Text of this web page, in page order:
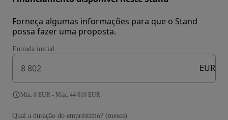
Forneça algumas informações para que o Stand
possa fazer uma proposta.
Entrada inicial
EUR
Mín. 0 EUR - Máx. 44 010 EUR
Qual a duração do empréstimo? (meses)